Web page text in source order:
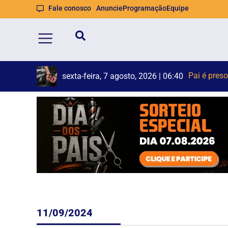
Fale conosco AnuncieProgramaçãoEquipe
sexta-feira, 7 agosto, 2026 | 06:38 STF
Polícia
11/09/2024